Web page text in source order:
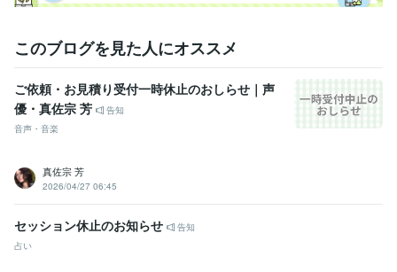
このブログを見た人にオススメ
ご依頼・お見積り受付一時休止のおしらせ｜声
優・真佐宗 芳
告知
音声・音楽
真佐宗 芳
2026/04/27 06:45
セッション休止のお知らせ
告知
占い